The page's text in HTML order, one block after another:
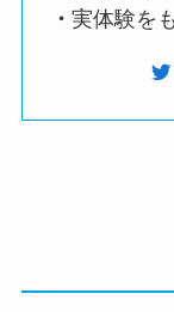
・実体験を